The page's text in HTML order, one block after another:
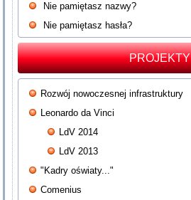
Nie pamiętasz nazwy?
Nie pamiętasz hasła?
PROJEKTY
Rozwój nowoczesnej infrastruktury
Leonardo da Vinci
LdV 2014
LdV 2013
"Kadry oświaty..."
Comenius